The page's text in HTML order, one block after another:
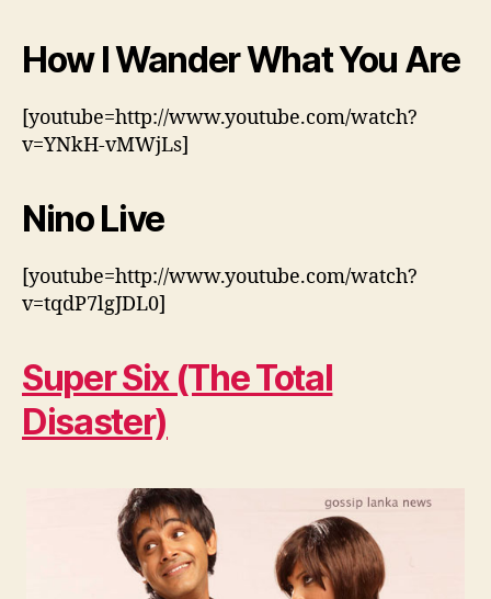
How I Wander What You Are
[youtube=http://www.youtube.com/watch?
v=YNkH-vMWjLs]
Nino Live
[youtube=http://www.youtube.com/watch?
v=tqdP7lgJDL0]
Super Six (The Total
Disaster)